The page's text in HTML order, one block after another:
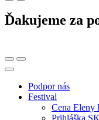
Ďakujeme za
Podpor nás
Festival
Cena Eleny